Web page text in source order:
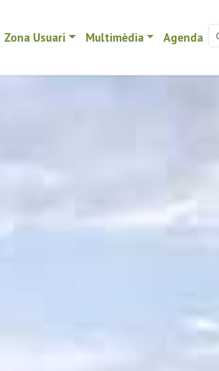
Zona Usuari Multimèdia Agenda